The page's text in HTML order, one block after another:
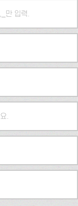
만 입력.
.